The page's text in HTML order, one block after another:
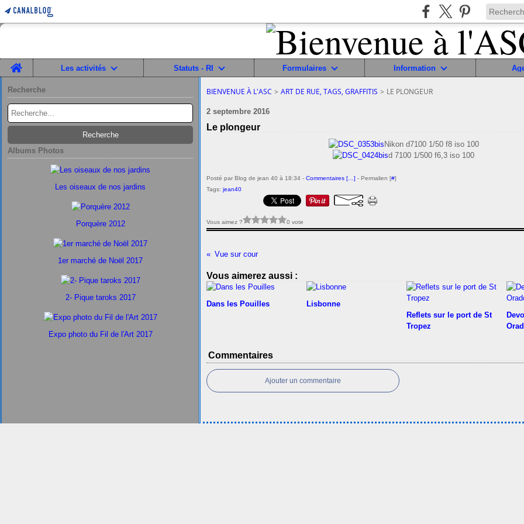
Home
Les activités Statuts - RI Formulaires Information
Recherche
Albums Photos
Les oiseaux de nos jardins
Porquère 2012
1er marché de Noël 2017
2- Pique taroks 2017
Expo photo du Fil de l'Art 2017
BIENVENUE À L'ASC > ART DE RUE, TAGS, GRAFFITIS > LE PLONGEUR
2 septembre 2016
Le plongeur
Nikon d7100 1/50 f8 iso 100
d 7100 1/500 f6,3 iso 100
Posté par Blog de jean 40 à 18:34 - Commentaires [ ] - Permalien [#]
Tags: jean40
Vous aimez ? 0 vote
Vue sur cour
Vous aimerez aussi :
Dans les Pouilles
Lisbonne
Reflets sur le port de St
Tropez
Commentaires
Ajouter un commentaire